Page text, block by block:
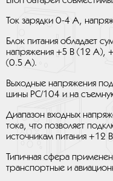
Ток зарядки 0-4 А,
Блок питания обладает
напряжения +5 В (12 А),
(0.5 А).
Выходные напряжения
шины PC/104 и на
Диапазон входных
тока, что позволяет
источникам питания +12
Типичная сфера
транспортные и